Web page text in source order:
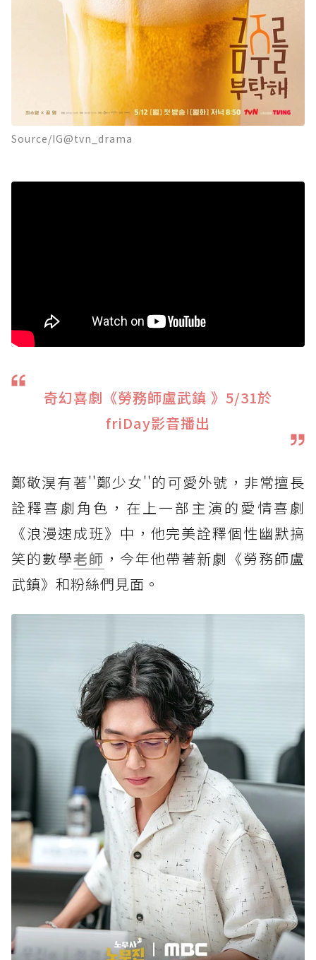
Source/IG@tvn_drama
奇幻喜劇《勞務師盧武鎮 》5/31於
friDay影音播出
鄭敬淏有著''鄭少女''的可愛外號，非常擅長
詮釋喜劇角色，在上一部主演的愛情喜劇
《浪漫速成班》中，他完美詮釋個性幽默搞
笑的數學老師 ，今年他帶著新劇《勞務師盧
武鎮》和粉絲們見面。